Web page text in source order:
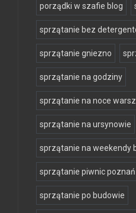
porządki w szafie blog
sprzątanie bez
sprzątanie gniezno
sprzątanie na godziny
sprzątanie na noce
sprzątanie na ursynowie
sprzątanie na weekendy
sprzątanie piwnic poznań
sprzątanie po budowie